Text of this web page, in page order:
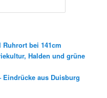
Ruhrort bei 141cm
Halden und grüne
Eindrücke aus Duisburg